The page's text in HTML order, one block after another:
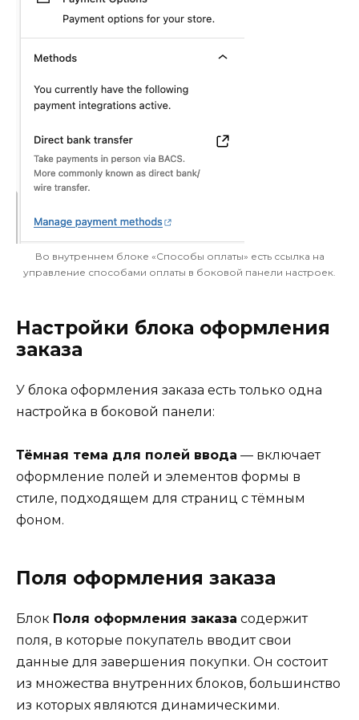
Во внутреннем блоке «Способы оплаты» есть ссылка на
управление способами оплаты в боковой панели настроек.
Настройки блока оформления
заказа
У блока оформления заказа есть только одна
настройка в боковой панели:
Тёмная тема для полей ввода — включает
оформление полей и элементов формы в
стиле, подходящем для страниц с тёмным
фоном.
Поля оформления заказа
Блок Поля оформления заказа содержит
поля, в которые покупатель вводит свои
данные для завершения покупки. Он состоит
из множества внутренних блоков, большинство
из которых являются динамическими.